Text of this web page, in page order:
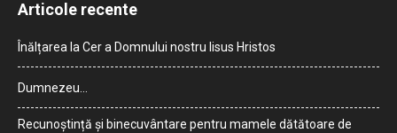
Articole recente
Înălțarea la Cer a Domnului nostru Iisus Hristos
Dumnezeu…
Recunoștință și binecuvântare pentru mamele dătătoare de